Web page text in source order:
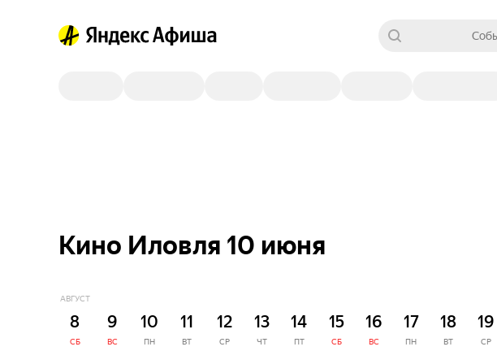
Кино Иловля 10 июня
АВГУСТ
8
СБ
9
ВС
10
ПН
11
ВТ
12
СР
13
ЧТ
14
ПТ
15
СБ
16
ВС
17
ПН
18
ВТ
19
СР